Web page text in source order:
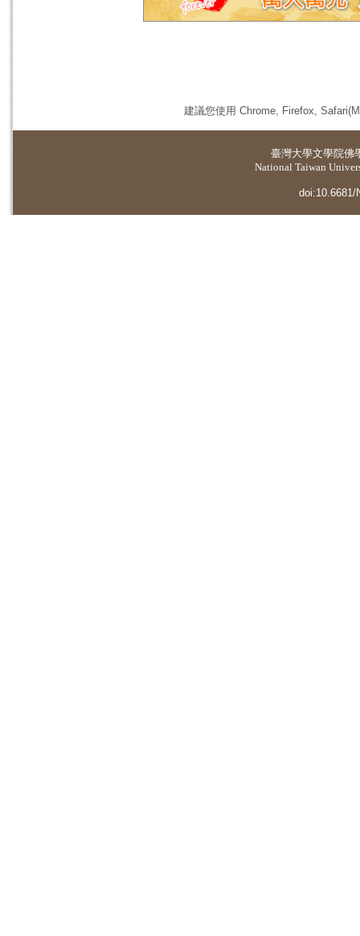
建議您使用 Chrome, Firefox,
臺灣大學文學院佛
National Taiwan
doi:10.6681/